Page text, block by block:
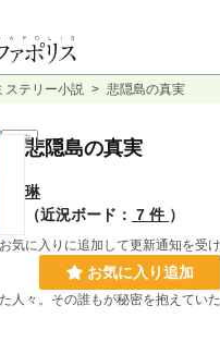
ステリー小説 > 悲隠島の真実
長編悲隠島の真実
琳
（近況ボード： 7 件 ）
お気に入りに追加して更新通知を受
お気に入り追加
人々。その誰もが秘密を抱えて